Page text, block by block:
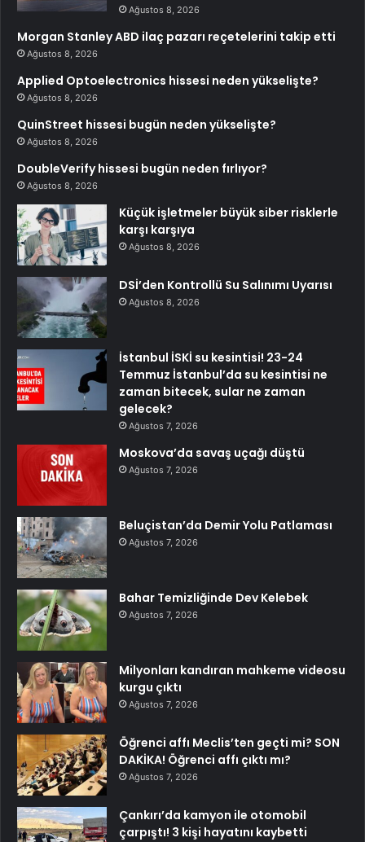
Ağustos 8, 2026
Morgan Stanley ABD ilaç pazarı reçetelerini takip etti
Ağustos 8, 2026
Applied Optoelectronics hissesi neden yükselişte?
Ağustos 8, 2026
QuinStreet hissesi bugün neden yükselişte?
Ağustos 8, 2026
DoubleVerify hissesi bugün neden fırlıyor?
Ağustos 8, 2026
Küçük işletmeler büyük siber risklerle
karşı karşıya
Ağustos 8, 2026
DSİ’den Kontrollü Su Salınımı Uyarısı
Ağustos 8, 2026
İstanbul İSKİ su kesintisi! 23-24
Temmuz İstanbul’da su kesintisi ne
zaman bitecek, sular ne zaman
gelecek?
Ağustos 7, 2026
Moskova’da savaş uçağı düştü
Ağustos 7, 2026
Beluçistan’da Demir Yolu Patlaması
Ağustos 7, 2026
Bahar Temizliğinde Dev Kelebek
Ağustos 7, 2026
Milyonları kandıran mahkeme videosu
kurgu çıktı
Ağustos 7, 2026
Öğrenci affı Meclis’ten geçti mi? SON
DAKİKA! Öğrenci affı çıktı mı?
Ağustos 7, 2026
Çankırı’da kamyon ile otomobil
çarpıştı! 3 kişi hayatını kaybetti